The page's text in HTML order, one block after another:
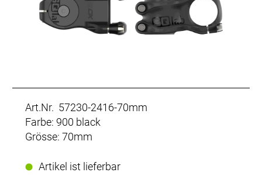
Art.Nr. 57230-2416-70mm
Farbe: 900 black
Grösse: 70mm
Artikel ist lieferbar